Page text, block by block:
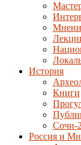
История
Книги
Сочи-
Россия и